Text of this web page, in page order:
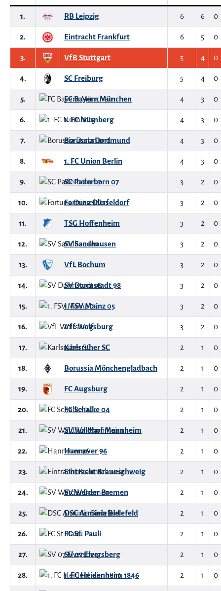
1. RB Leipzig 6 6 0
2. Eintracht Frankfurt 6 5 0
3. VfB Stuttgart 5 4 0
4. SC Freiburg 5 4 0
5. FC Bayern München 4 3 0
6. 1. FC Nürnberg 4 3 0
7. Borussia Dortmund 4 3 0
8. 1. FC Union Berlin 4 3 0
9. SC Paderborn 07 3 2 0
10. Fortuna Düsseldorf 3 2 0
11. TSG Hoffenheim 3 2 0
12. SV Sandhausen 3 2 0
13. VfL Bochum 3 2 0
14. SV Darmstadt 98 3 2 0
15. 1. FSV Mainz 05 3 2 0
16. VfL Wolfsburg 3 2 0
17. Karlsruher SC 2 1 0
18. Borussia Mönchengladbach 2 1 0
19. FC Augsburg 2 1 0
20. FC Schalke 04 2 1 0
21. SV Waldhof Mannheim 2 1 0
22. Hannover 96 2 1 0
23. Eintracht Braunschweig 2 1 0
24. SV Werder Bremen 2 1 0
25. DSC Arminia Bielefeld 2 1 0
26. FC St. Pauli 2 1 0
27. SV 07 Elversberg 2 1 0
28. 1. FC Heidenheim 1846 2 1 0